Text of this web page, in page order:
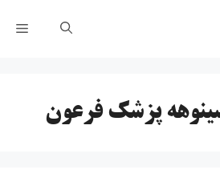
پزشک فرعون